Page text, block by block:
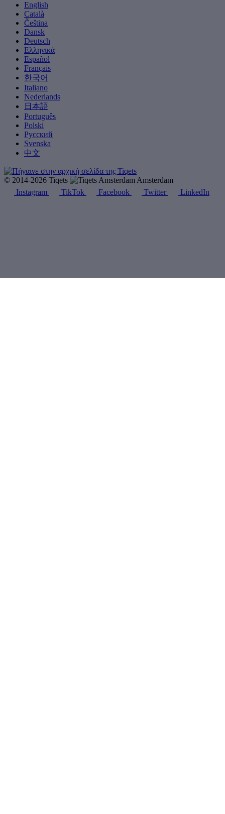
English
Català
Čeština
Dansk
Deutsch
Ελληνικά
Español
Français
한국어
Italiano
Nederlands
日本語
Português
Polski
Русский
Svenska
中文
© 2014-2026 Tiqets
Amsterdam
Instagram
TikTok Facebook Twitter LinkedIn